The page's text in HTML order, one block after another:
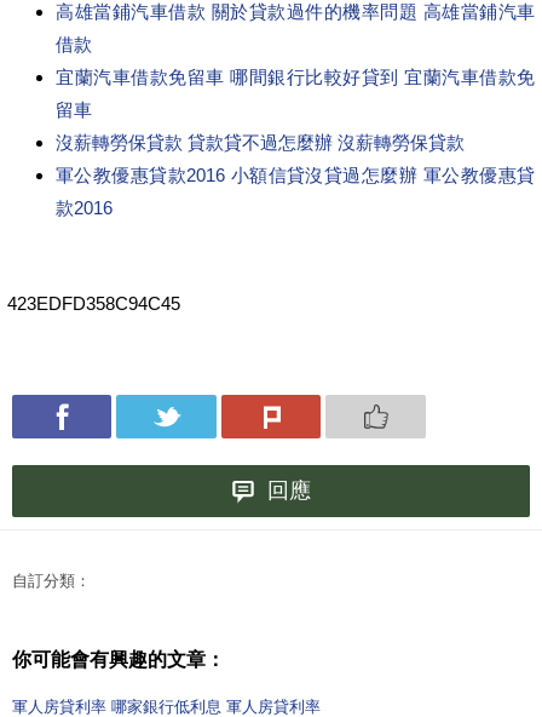
高雄當鋪汽車借款 關於貸款過件的機率問題 高雄當鋪汽車
借款
宜蘭汽車借款免留車 哪間銀行比較好貸到 宜蘭汽車借款免
留車
沒薪轉勞保貸款 貸款貸不過怎麼辦 沒薪轉勞保貸款
軍公教優惠貸款2016 小額信貸沒貸過怎麼辦 軍公教優惠貸
款2016
423EDFD358C94C45
回應
自訂分類：
你可能會有興趣的文章：
軍人房貸利率 哪家銀行低利息 軍人房貸利率